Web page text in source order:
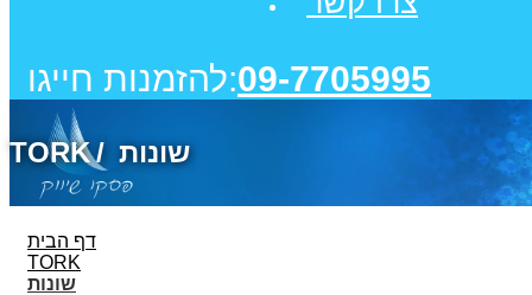
להזמנות חייגו:09-7705995
TORK שונות
דף הבית
TORK
שונות